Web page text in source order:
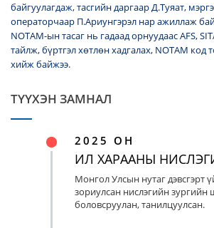
байгуулагдаж, тасгийн даргаар Д.Туяат,
операторчаар П.Ариунгэрэл нар ажиллаж
NOTAM-ын тасаг нь гадаад орнуудаас AFS,
тайлж, бүртгэл хөтлөн хадгалах, NОТАМ код
хийж байжээ.
ТҮҮХЭН ЗАМНАЛ
2025 ОН
ИЛ ХАРААНЫ
Монгол Улсын нутаг дэвсгэрт
зориулсан нислэгийн зургийн
боловсруулан, танилцуулсан.